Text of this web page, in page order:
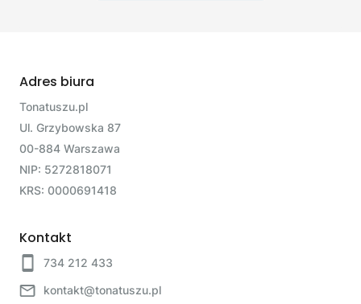
Adres biura
Tonatuszu.pl
Ul. Grzybowska 87
00-884 Warszawa
NIP: 5272818071
KRS: 0000691418
Kontakt
734 212 433
kontakt@tonatuszu.pl